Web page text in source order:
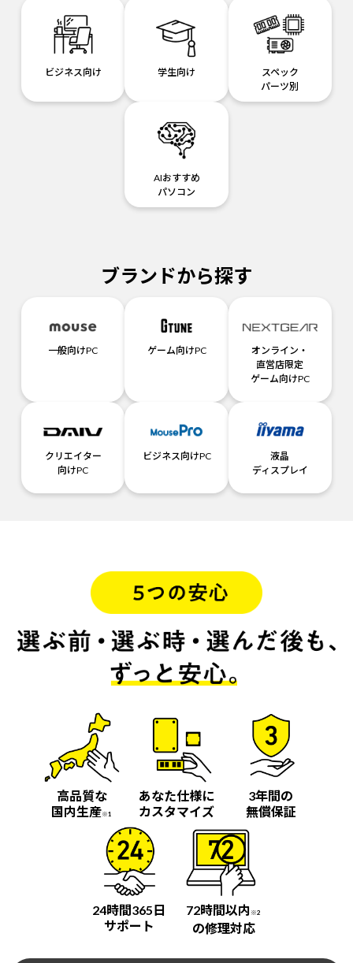
ビジネス向け 学生向け
スペック
パーツ別
AIおすすめ
パソコン
ブランドから探す
一般向けPC ゲーム向けPC
オンライン・
直営店限定
ゲーム向けPC
クリエイター
向けPC
ビジネス向けPC
液晶
ディスプレイ
高品質な
国内生産※1
あなた仕様に
カスタマイズ
3年間の
無償保証
24時間365日
サポート
72時間以内 ※2
の修理対応